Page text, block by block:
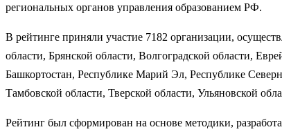
региональных органов управления образованием РФ.
В рейтинге приняли участие 7182 организации,
области, Брянской области, Волгоградской области,
Башкортостан, Республике Марий Эл, Республике
Тамбовской области, Тверской области, Ульяновской
Рейтинг был сформирован на основе методики,